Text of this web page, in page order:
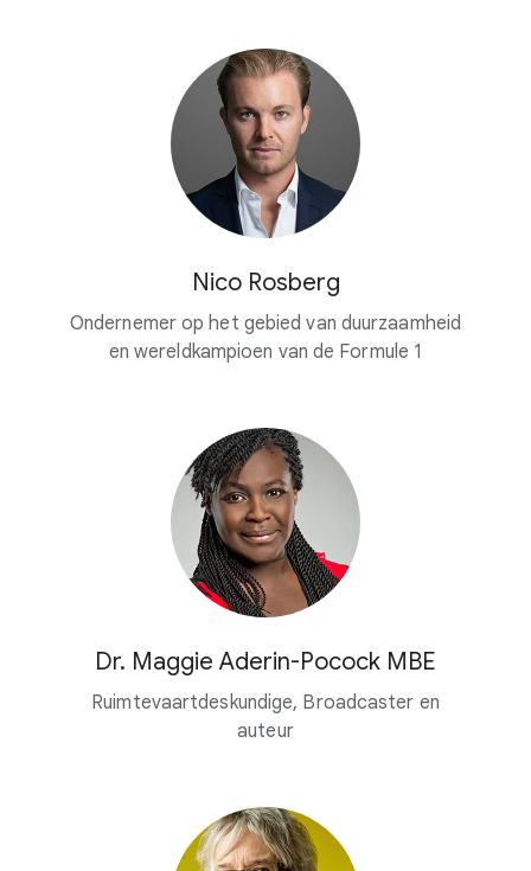
Nico Rosberg
Ondernemer op het gebied van duurzaamheid
en wereldkampioen van de Formule 1
Dr. Maggie Aderin-Pocock MBE
Ruimtevaartdeskundige, Broadcaster en
auteur